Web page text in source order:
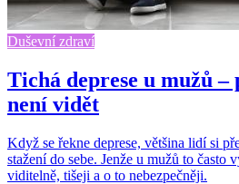
Duševní zdraví
Tichá deprese u mužů
není vidět
Když se řekne deprese, většina lidí si
stažení do sebe. Jenže u mužů to často
viditelně, tišeji a o to nebezpečněji.